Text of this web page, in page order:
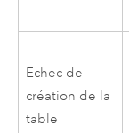
Echec de
création de la
table